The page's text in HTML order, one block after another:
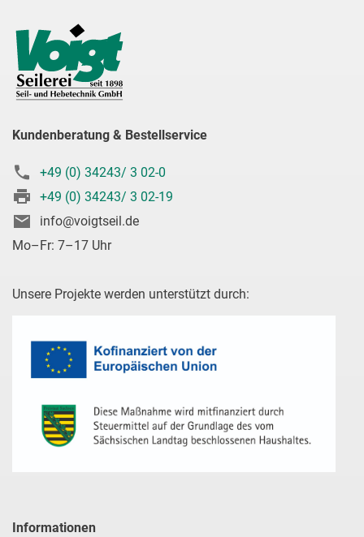
Kundenberatung & Bestellservice
+49 (0) 34243/ 3 02-0
+49 (0) 34243/ 3 02-19
info@voigtseil.de
Mo–Fr: 7–17 Uhr
Unsere Projekte werden unterstützt durch:
Informationen